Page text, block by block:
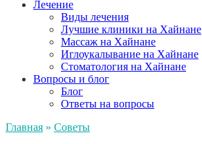
Лечение
Виды лечения
Лучшие клиники на Хайнане
Массаж на Хайнане
Иглоукалывание на Хайнане
Стоматология на Хайнане
Вопросы и блог
Блог
Ответы на вопросы
Главная » Советы